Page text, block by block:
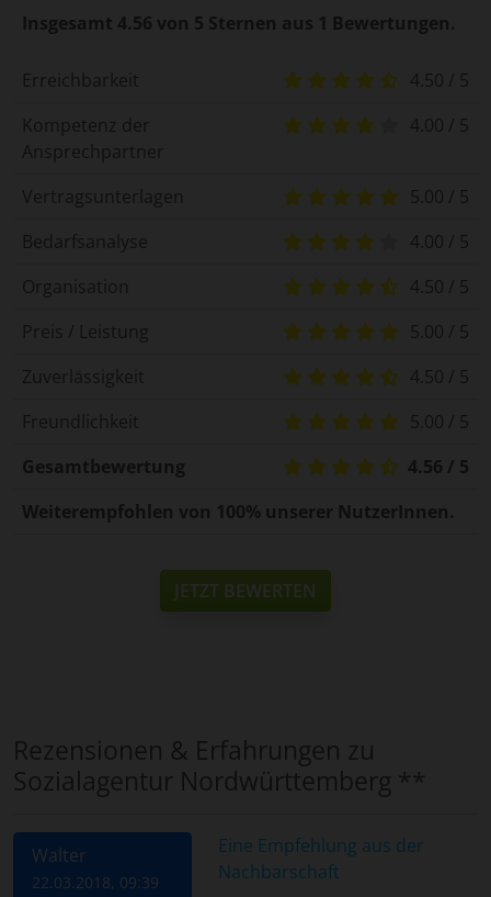
Insgesamt 4.56 von 5 Sternen aus 1 Bewertungen.
Erreichbarkeit
4.50 / 5
Kompetenz der
Ansprechpartner
4.00 / 5
Vertragsunterlagen
5.00 / 5
Bedarfsanalyse
4.00 / 5
Organisation
4.50 / 5
Preis / Leistung
5.00 / 5
Zuverlässigkeit
4.50 / 5
Freundlichkeit
5.00 / 5
Gesamtbewertung
4.56 / 5
Weiterempfohlen von 100% unserer NutzerInnen.
JETZT BEWERTEN
Rezensionen & Erfahrungen zu
Sozialagentur Nordwürttemberg **
Walter
22.03.2018, 09:39
Eine Empfehlung aus der
Nachbarschaft